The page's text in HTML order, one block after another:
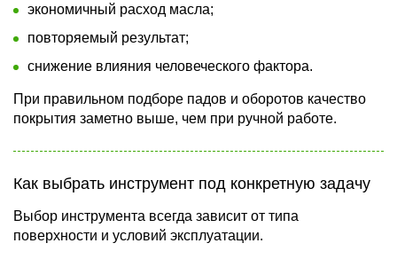
экономичный расход масла;
повторяемый результат;
снижение влияния человеческого фактора.
При правильном подборе падов и оборотов качество
покрытия заметно выше, чем при ручной работе.
Как выбрать инструмент под конкретную задачу
Выбор инструмента всегда зависит от типа
поверхности и условий эксплуатации.